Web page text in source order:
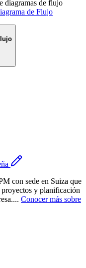
diagramas de flujo
de Flujo
con sede en Suiza que
proyectos y planificación
... Conocer más sobre